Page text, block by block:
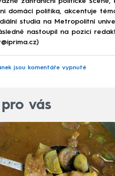
domácí politika, akcentuje
studia na Metropolitní
nastoupil na pozici
jsou komentáře vypnuté
vás